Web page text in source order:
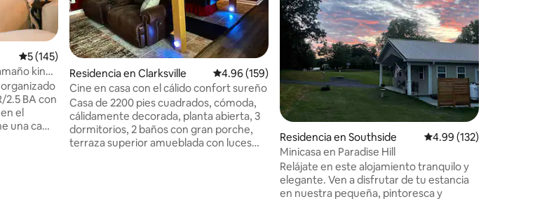
Calificación promedio: 5 de 5; 145 evaluaciones
5 (145)
king!
en el
organizado
2.5 BA con
el
una cama
Residencia en Clarksville Calificación promedio: 4.96 de 5; 159 evaluaciones
4.96 (159)
Cine en casa con el cálido confort sureño
Casa de 2200 pies cuadrados, cómoda,
cálidamente decorada, planta abierta, 3
dormitorios, 2 baños con gran porche,
terraza superior amueblada con luces
Residencia en Southside Calificación promedio:
4.99 (132)
Minicasa en Paradise Hill
Relájate en este alojamiento tranquilo y
elegante. Ven a disfrutar de tu estancia
en nuestra pequeña, pintoresca y